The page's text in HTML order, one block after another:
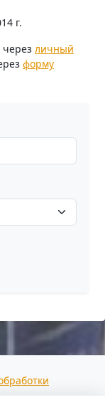
г.
личный
форму